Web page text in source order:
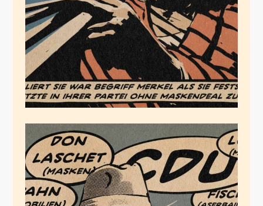
Mai 8, 2021